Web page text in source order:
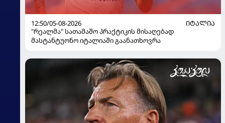
12:50/05-08-2026
ᲘᲢᲐᲚᲘᲐ
"რეალმა" სათამაშო პრაქტიკის მისაღებად
მასტანტუონო იტალიაში გაანათხოვრა